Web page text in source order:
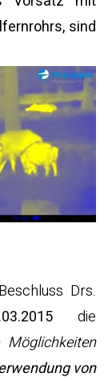
sind
Drs.
die
Möglichkeiten
von